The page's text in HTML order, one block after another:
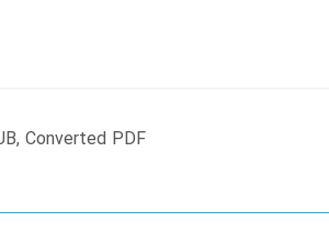
Converted PDF